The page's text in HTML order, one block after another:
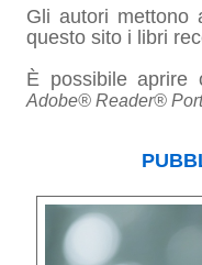
Gli autori mettono
questo sito i libri
È possibile aprire
Adobe® Reader®